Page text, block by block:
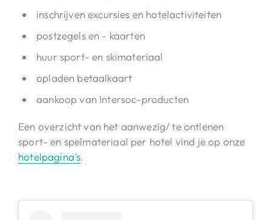
inschrijven excursies en hotelactiviteiten
postzegels en - kaarten
huur sport- en skimateriaal
opladen betaalkaart
aankoop van Intersoc-producten
Een overzicht van het aanwezig/ te ontlenen
sport- en spelmateriaal per hotel vind je op onze
hotelpagina's.